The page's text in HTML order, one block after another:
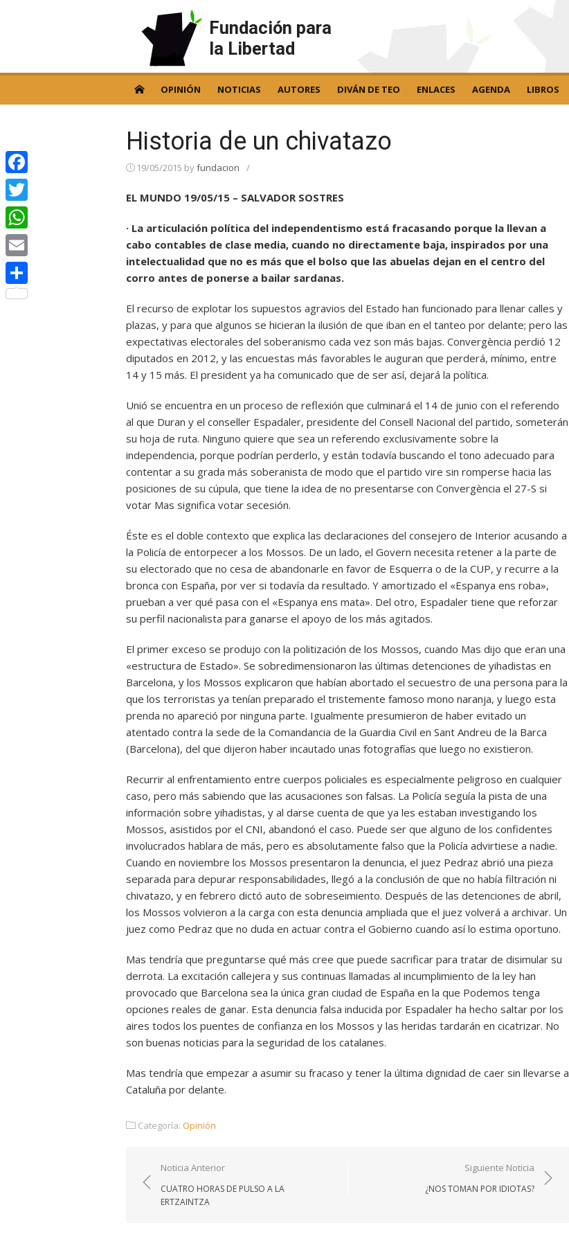
Fundación para
la Libertad
OPINIÓN NOTICIAS AUTORES DIVÁN DE TEO ENLACES AGENDA LIBROS
Historia de un chivatazo
19/05/2015 byfundacion /
EL MUNDO 19/05/15 – SALVADOR SOSTRES
· La articulación política del independentismo está fracasando porque la llevan a
cabo contables de clase media, cuando no directamente baja, inspirados por una
intelectualidad que no es más que el bolso que las abuelas dejan en el centro del
corro antes de ponerse a bailar sardanas.
El recurso de explotar los supuestos agravios del Estado han funcionado para llenar calles y
plazas, y para que algunos se hicieran la ilusión de que iban en el tanteo por delante; pero las
expectativas electorales del soberanismo cada vez son más bajas. Convergència perdió 12
diputados en 2012, y las encuestas más favorables le auguran que perderá, mínimo, entre
14 y 15 más. El president ya ha comunicado que de ser así, dejará la política.
Unió se encuentra en un proceso de reflexión que culminará el 14 de junio con el referendo
al que Duran y el conseller Espadaler, presidente del Consell Nacional del partido, someterán
su hoja de ruta. Ninguno quiere que sea un referendo exclusivamente sobre la
independencia, porque podrían perderlo, y están todavía buscando el tono adecuado para
contentar a su grada más soberanista de modo que el partido vire sin romperse hacia las
posiciones de su cúpula, que tiene la idea de no presentarse con Convergència el 27-S si
votar Mas significa votar secesión.
Éste es el doble contexto que explica las declaraciones del consejero de Interior acusando a
la Policía de entorpecer a los Mossos. De un lado, el Govern necesita retener a la parte de
su electorado que no cesa de abandonarle en favor de Esquerra o de la CUP, y recurre a la
bronca con España, por ver si todavía da resultado. Y amortizado el «Espanya ens roba»,
prueban a ver qué pasa con el «Espanya ens mata». Del otro, Espadaler tiene que reforzar
su perfil nacionalista para ganarse el apoyo de los más agitados.
El primer exceso se produjo con la politización de los Mossos, cuando Mas dijo que eran una
«estructura de Estado». Se sobredimensionaron las últimas detenciones de yihadistas en
Barcelona, y los Mossos explicaron que habían abortado el secuestro de una persona para la
que los terroristas ya tenían preparado el tristemente famoso mono naranja, y luego esta
prenda no apareció por ninguna parte. Igualmente presumieron de haber evitado un
atentado contra la sede de la Comandancia de la Guardia Civil en Sant Andreu de la Barca
(Barcelona), del que dijeron haber incautado unas fotografías que luego no existieron.
Recurrir al enfrentamiento entre cuerpos policiales es especialmente peligroso en cualquier
caso, pero más sabiendo que las acusaciones son falsas. La Policía seguía la pista de una
información sobre yihadistas, y al darse cuenta de que ya les estaban investigando los
Mossos, asistidos por el CNI, abandonó el caso. Puede ser que alguno de los confidentes
involucrados hablara de más, pero es absolutamente falso que la Policía advirtiese a nadie.
Cuando en noviembre los Mossos presentaron la denuncia, el juez Pedraz abrió una pieza
separada para depurar responsabilidades, llegó a la conclusión de que no había filtración ni
chivatazo, y en febrero dictó auto de sobreseimiento. Después de las detenciones de abril,
los Mossos volvieron a la carga con esta denuncia ampliada que el juez volverá a archivar. Un
juez como Pedraz que no duda en actuar contra el Gobierno cuando así lo estima oportuno.
Mas tendría que preguntarse qué más cree que puede sacrificar para tratar de disimular su
derrota. La excitación callejera y sus continuas llamadas al incumplimiento de la ley han
provocado que Barcelona sea la única gran ciudad de España en la que Podemos tenga
opciones reales de ganar. Esta denuncia falsa inducida por Espadaler ha hecho saltar por los
aires todos los puentes de confianza en los Mossos y las heridas tardarán en cicatrizar. No
son buenas noticias para la seguridad de los catalanes.
Mas tendría que empezar a asumir su fracaso y tener la última dignidad de caer sin llevarse a
Cataluña por delante.
Categoría: Opinión
Navegación
de
entradas
Noticia Anterior
CUATRO HORAS DE PULSO A LA
ERTZAINTZA
Siguiente Noticia
¿NOS TOMAN POR IDIOTAS?
Facebook
Twitter
WhatsApp
Email
Compartir